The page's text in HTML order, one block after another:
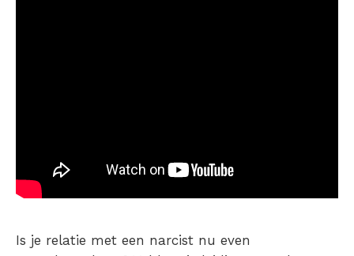
Is je relatie met een narcist nu even